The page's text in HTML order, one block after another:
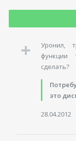
Уронил,
сделать?
это
28.04.2012